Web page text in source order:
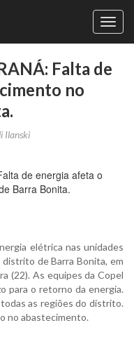
Falta de
no
Ilanski
elétrica nas unidades
de Barra Bonita, em
(22). As equipes da Copel
para o retorno da energia.
as regiões do distrito.
no abastecimento.